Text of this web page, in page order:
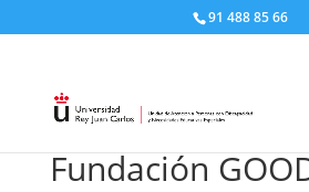
91 488 85 66
Fundación